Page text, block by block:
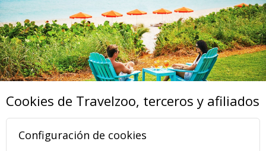
Cookies de Travelzoo, terceros y afiliados
Configuración de cookies